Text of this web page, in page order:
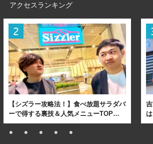
アクセスランキング
【シズラー攻略法！】食べ放題サラダバ
ーで得する裏技＆人気メニューTOP…